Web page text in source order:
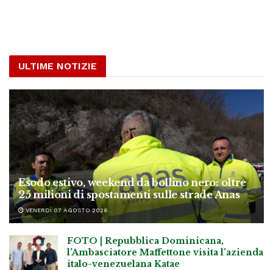
ULTIME NOTIZIE
Esodo estivo, weekend da bollino nero: oltre
25 milioni di spostamenti sulle strade Anas
VENERDÌ 07 AGOSTO 2026
FOTO | Repubblica Dominicana,
l’Ambasciatore Maffettone visita l’azienda
italo-venezuelana Katae